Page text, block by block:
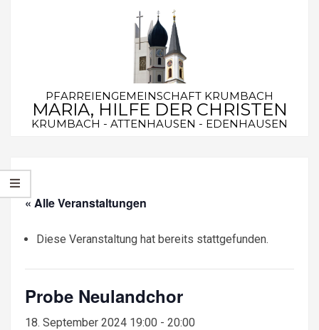
PFARREIENGEMEINSCHAFT KRUMBACH
MARIA, HILFE DER CHRISTEN
KRUMBACH - ATTENHAUSEN - EDENHAUSEN
Navigation
Menu
« Alle Veranstaltungen
Diese Veranstaltung hat bereits stattgefunden.
Probe Neulandchor
18. September 2024 19:00 - 20:00